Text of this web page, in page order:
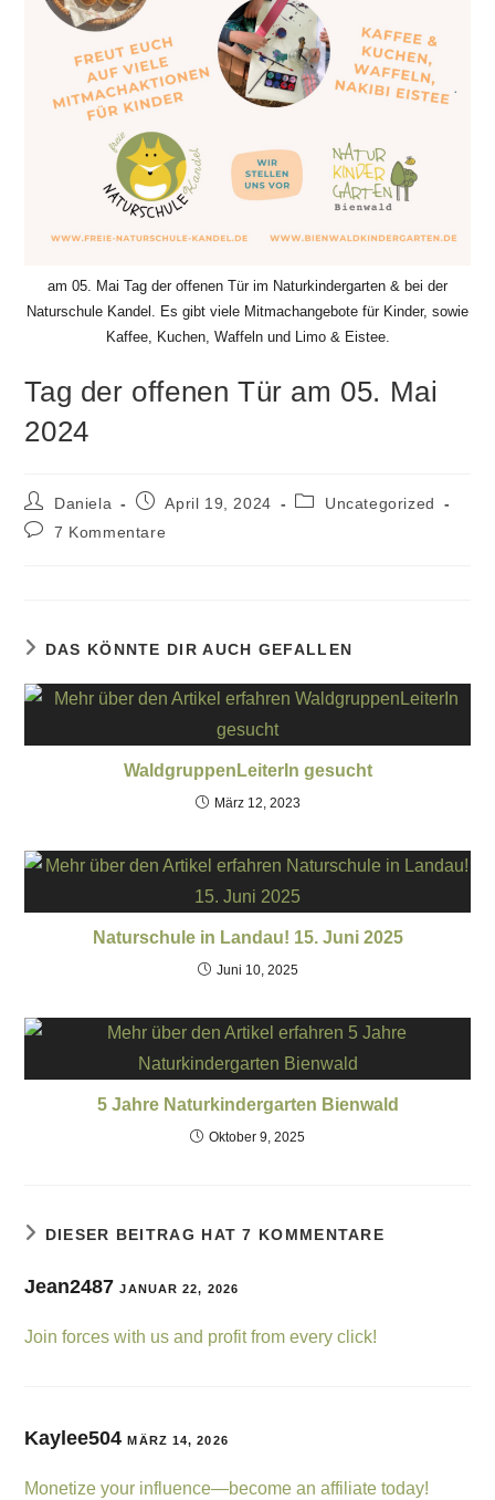
am 05. Mai Tag der offenen Tür im Naturkindergarten & bei der
Naturschule Kandel. Es gibt viele Mitmachangebote für Kinder, sowie
Kaffee, Kuchen, Waffeln und Limo & Eistee.
Tag der offenen Tür am 05. Mai
2024
Daniela April 19, 2024
Uncategorized
7 Kommentare
DAS KÖNNTE DIR AUCH GEFALLEN
WaldgruppenLeiterIn gesucht
März 12, 2023
Naturschule in Landau! 15. Juni 2025
Juni 10, 2025
5 Jahre Naturkindergarten Bienwald
Oktober 9, 2025
DIESER BEITRAG HAT 7 KOMMENTARE
Jean2487JANUAR 22, 2026
Join forces with us and profit from every click!
Kaylee504MÄRZ 14, 2026
Monetize your influence—become an affiliate today!